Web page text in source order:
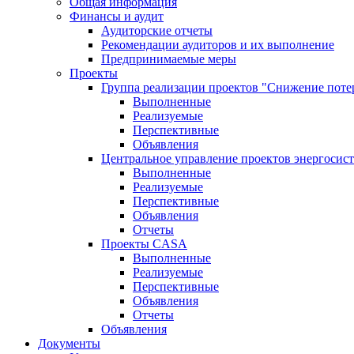
Финансы и аудит
Аудиторские отчеты
Рекомендации аудиторов и их выполнение
Предпринимаемые меры
Проекты
Группа реализации проектов "Снижение
Выполненные
Реализуемые
Перспективные
Объявления
Центральное управление проектов
Выполненные
Реализуемые
Перспективные
Объявления
Отчеты
Проекты CASA
Выполненные
Реализуемые
Перспективные
Объявления
Отчеты
Объявления
Документы